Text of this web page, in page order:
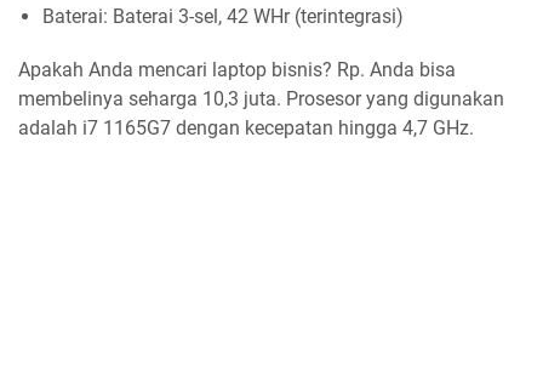
Baterai: Baterai 3-sel, 42 WHr (terintegrasi)
Apakah Anda mencari laptop bisnis? Rp. Anda bisa
membelinya seharga 10,3 juta. Prosesor yang digunakan
adalah i7 1165G7 dengan kecepatan hingga 4,7 GHz.